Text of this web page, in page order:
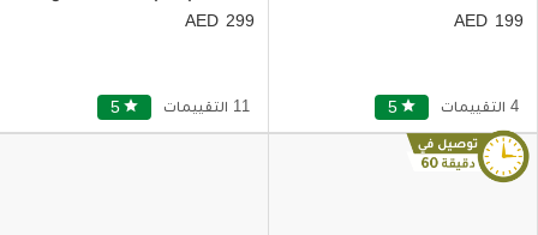
199
5 star 4 التقييمات
299
5 star 11 التقييمات